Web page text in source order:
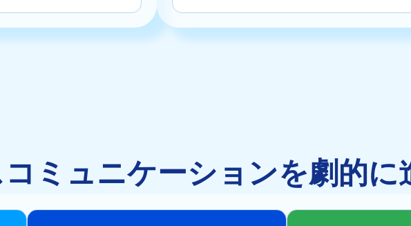
ミュニケーションを劇的に